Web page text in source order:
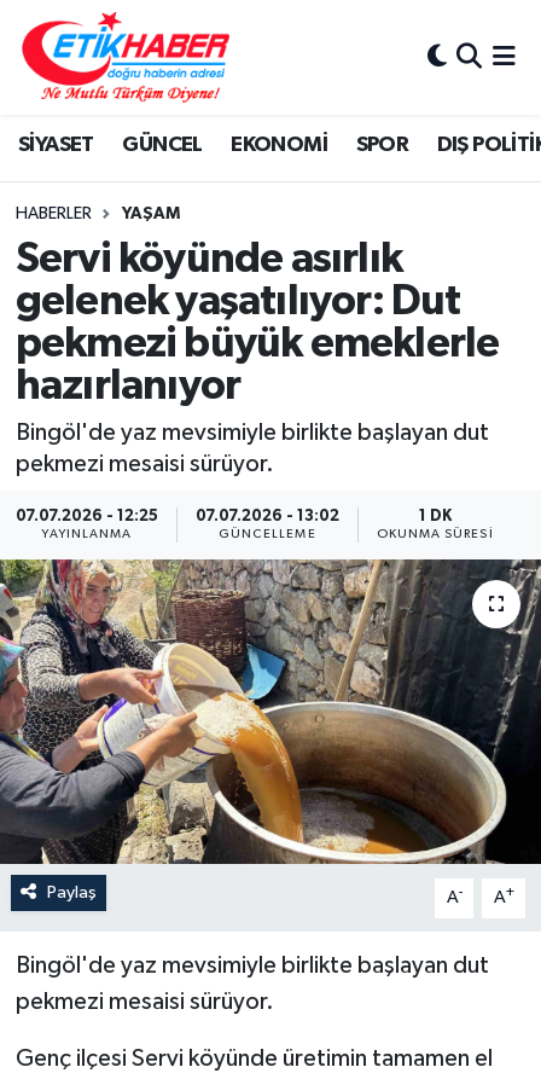
SİYASET GÜNCEL EKONOMİ SPOR DIŞ
HABERLER YAŞAM
Servi köyünde asırlık
gelenek yaşatılıyor: Dut
pekmezi büyük emeklerle
hazırlanıyor
Bingöl'de yaz mevsimiyle birlikte başlayan dut
pekmezi mesaisi sürüyor.
07.07.2026 - 12:25
YAYINLANMA
07.07.2026 - 13:02
GÜNCELLEME
1 DK
OKUNMA SÜRESI
Paylaş A- A+
Bingöl'de yaz mevsimiyle birlikte başlayan dut
pekmezi mesaisi sürüyor.
Genç ilçesi Servi köyünde üretimin tamamen el
BİLİM-TEKNOLOJİ
DIŞ POLİTİKA
DÜNYA
EĞİTİM GENÇLİK
EKONOMİ
KÖŞE YAZILARI
KÜLTÜR-SANAT-MAGAZİN
MEDYA
ÖZEL HABER
RÖPORTAJLAR
SAĞLIK
SİYASET
GÜNCEL
SPOR
YAŞAM
Yerel
Nöbetçi Eczaneler
Hava Durumu
İstanbul Namaz Vakitleri
Trafik Durumu
Süper Lig Puan Durumu ve Fikstür
Tüm Manşetler
Son Dakika Haberleri
Haber Arşivi